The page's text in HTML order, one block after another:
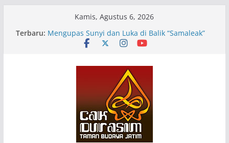
Kamis, Agustus 6, 2026
Terbaru: Pameran Lukisan Komunitas Patria Seni Rupa
Kota Blitar : Ketika “Bergerak” Menjadi Mantra
Mengupas Sunyi dan Luka di Balik “Samaleak”
Menjaga Marwah Seni dan Budaya: Catatan
Kunjungan Kerja Ir. Bambang Haryo Soekartono
(BHS) Anggota DPR RI ke Taman Budaya Jawa
Pameran Tunggal 35 Karya Agus Koecink
“Tumbang Tambang”, Ungkapan Kritis Tentang
Derita Pekerja Pertambangan